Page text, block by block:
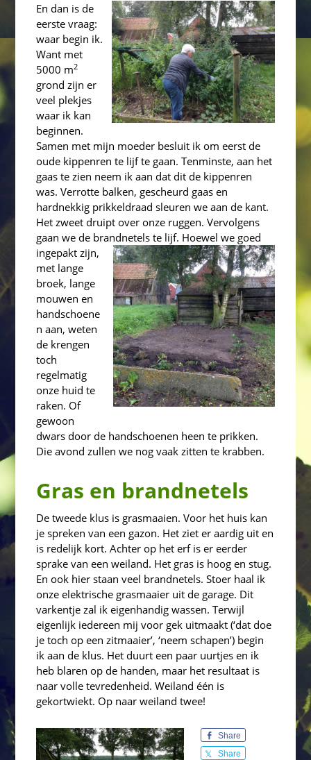
En dan is de
eerste vraag:
waar begin ik.
Want met
5000 m2
grond zijn er
veel plekjes
waar ik kan
beginnen.
Samen met mijn moeder besluit ik om eerst de
oude kippenren te lijf te gaan. Tenminste, aan het
gaas te zien neem ik aan dat dit de kippenren
was. Verrotte balken, gescheurd gaas en
hardnekkig prikkeldraad sleuren we aan de kant.
Het zweet druipt over onze ruggen. Vervolgens
gaan we de brandnetels te lijf. Hoewel we goed
ingepakt zijn,
met lange
broek, lange
mouwen en
handschoene
n aan, weten
de krengen
toch
regelmatig
onze huid te
raken. Of
gewoon
dwars door de handschoenen heen te prikken.
Die avond zullen we nog vaak zitten te krabben.
Gras en brandnetels
De tweede klus is grasmaaien. Voor het huis kan
je spreken van een gazon. Het ziet er aardig uit en
is redelijk kort. Achter op het erf is er eerder
sprake van een weiland. Het gras is hoog en stug.
En ook hier staan veel brandnetels. Stoer haal ik
onze elektrische grasmaaier uit de garage. Dit
varkentje zal ik eigenhandig wassen. Terwijl
eigenlijk iedereen mij voor gek uitmaakt (‘dat doe
je toch op een zitmaaier’, ‘neem schapen’) begin
ik aan de klus. Het duurt een paar uurtjes en ik
heb blaren op de handen, maar het resultaat is
naar volle tevredenheid. Weiland één is
gekortwiekt. Op naar weiland twee!
Share
Share